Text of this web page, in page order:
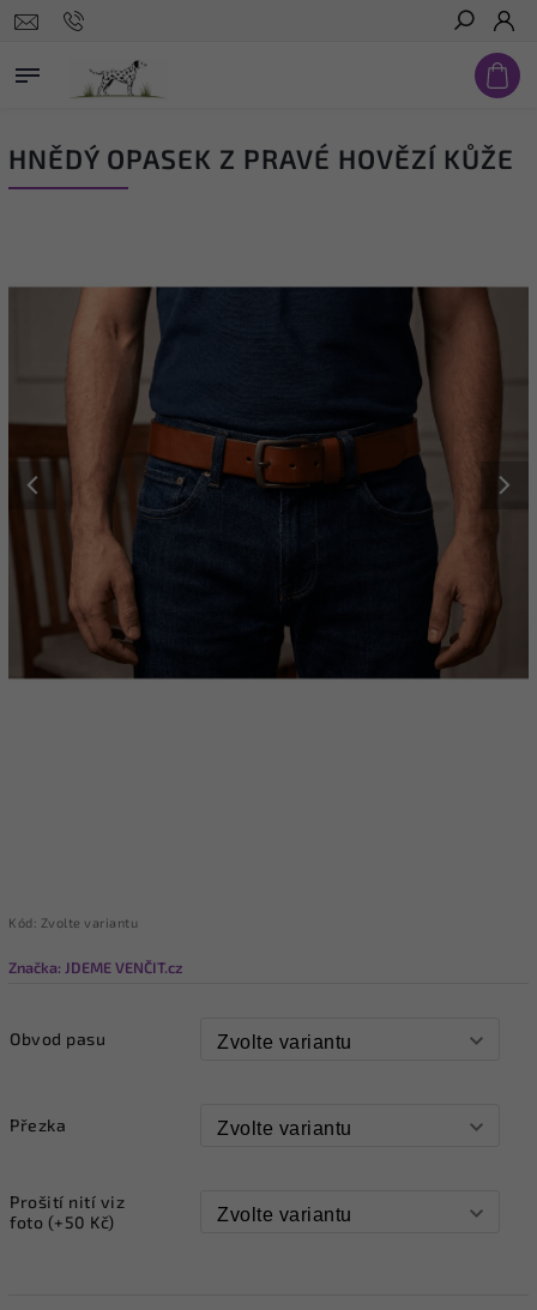
Hledat
HNĚDÝ OPASEK Z PRAVÉ HOVĚZÍ KŮŽE
Kód: Zvolte variantu
Značka: JDEME VENČIT.cz
Obvod pasu
Přezka
Prošití nití viz
foto (+50 Kč)